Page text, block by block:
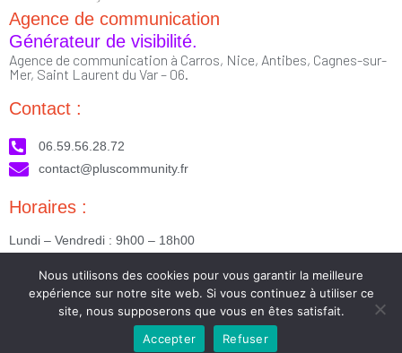
Agence de communication
Générateur de visibilité.
Agence de communication à Carros, Nice, Antibes, Cagnes-sur-
Mer, Saint Laurent du Var – 06.
Contact :
06.59.56.28.72
contact@pluscommunity.fr
Horaires :
Lundi – Vendredi : 9h00 – 18h00
Nous suivre :
Nous utilisons des cookies pour vous garantir la meilleure
expérience sur notre site web. Si vous continuez à utiliser ce
site, nous supposerons que vous en êtes satisfait.
Accepter
Refuser